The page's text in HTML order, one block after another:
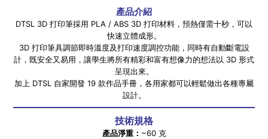
產品介紹
DTSL 3D 打印筆採用 PLA / ABS 3D 打印材料，預熱僅需十秒，可以
快速立體成形。
3D 打印筆具調節即時溫度及打印速度調控功能，同時有自動斷電設
計，既安全又易用，讓學生將所有精彩和富有想像力的想法以 3D 形式
呈現出來。
加上 DTSL 自家開發 19 款作品手冊，各用家都可以輕鬆做出各種專屬
設計。
技術規格
產品淨重： ~60 克